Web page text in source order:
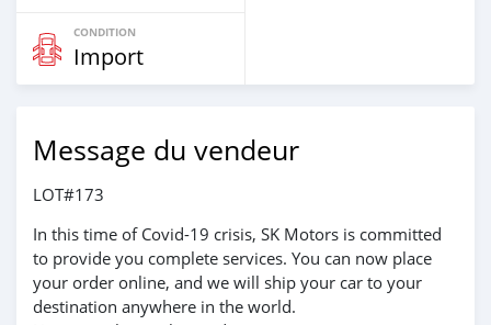
CONDITION
Import
Message du vendeur
LOT#173
In this time of Covid-19 crisis, SK Motors is committed
to provide you complete services. You can now place
your order online, and we will ship your car to your
destination anywhere in the world.